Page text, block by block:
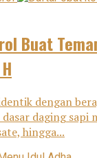
Buat
dengan
daging sapi
hingga...